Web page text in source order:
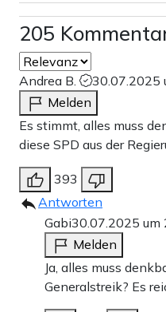
205
Andrea B. 30.07.2025
Melden
Es stimmt, alles muss
diese SPD aus der
393
Antworten
Gabi30.07.2025 um
Melden
Ja, alles muss
Generalstreik? Es